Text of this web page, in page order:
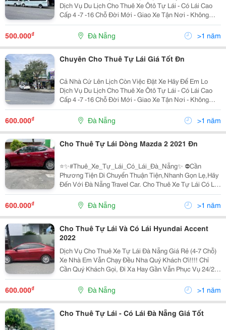
Dịch Vụ Du Lịch Cho Thuê Xe Ôtô Tự Lái - Có Lái Cao
Cấp 4 -7 -16 Chỗ Đời Mới - Giao Xe Tận Nơi - Không
Tính Phí Rửa Xe - Xe Luôn Luôn Sạch Sẽ Khi Giao Cho
Khách - Phục Vụ 24/24 -...
500.000₫ Đà Nẵng >1 năm
Chuyên Cho Thuê Tự Lái Giá Tốt Đn
Cả Nhà Cứ Lên Lịch Còn Việc Đặt Xe Hãy Để Em Lo
Dịch Vụ Du Lịch Cho Thuê Xe Ôtô Tự Lái - Có Lái Cao
Cấp 4 -7 -16 Chỗ Đời Mới - Giao Xe Tận Nơi - Không
Tính Phí Rửa Xe - Xe Luôn Luôn Sạch Sẽ Khi Giao Cho
Khách - Phục Vụ 24/24 -...
600.000₫ Đà Nẵng >1 năm
Cho Thuê Tự Lái Dòng Mazda 2 2021 Đn
⭐️✨#Thuê_Xe_Tự_Lái_Có_Lái_Đà_Nẵng✨ ⛔️Cần
Phương Tiện Di Chuyển Thuận Tiện,Nhanh Gọn Lẹ,Hãy
Đến Với Đà Nẵng Travel Car. Cho Thuê Xe Tự Lái Có Lái
Từ 4 -5 - 7-16 Đến 45 Chỗ (Xe Đời Cao, Số Sàn Và Số
Tự Động) ▶️ Cam Kết " Rẻ, Chất Lượng, Uy Tín "...
600.000₫ Đà Nẵng >1 năm
Cho Thuê Tự Lái Và Có Lái Hyundai Accent
2022
Dịch Vụ Cho Thuê Xe Tự Lái Đà Nẵng Giá Rẻ (4-7 Chỗ)
Xe Nhà Em Vẫn Chạy Đều Nha Quý Khách Ơi!!!! Chỉ
Cần Quý Khách Gọi, Đi Xa Hay Gần Vẫn Phục Vụ 24/24
Đưa Đón Nội/Ngoại Thành Đà Nẵng Và Các Tỉnh Đưa
Đón Sân Bay Tham Quan Du Lịch, Đi Chùa...
600.000₫ Đà Nẵng >1 năm
Cho Thuê Tự Lái - Có Lái Đà Nẵng Giá Tốt